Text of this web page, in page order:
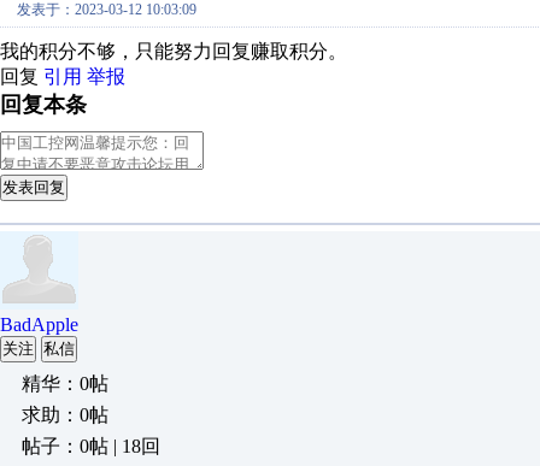
发表于：2023-03-12 10:03:09
我的积分不够，只能努力回复赚取积分。
回复 引用 举报
回复本条
发表回复
BadApple
关注 私信
精华：0帖
求助：0帖
帖子：0帖 | 18回